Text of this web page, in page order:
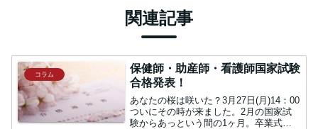
関連記事
コラム
保健師・助産師・看護師国家試験
合格発表！
あなたの桜は咲いた？3月27日(月)14：00
ついにその時が来ました。2月の国家試
験からあっという間の1ヶ月。卒業式も